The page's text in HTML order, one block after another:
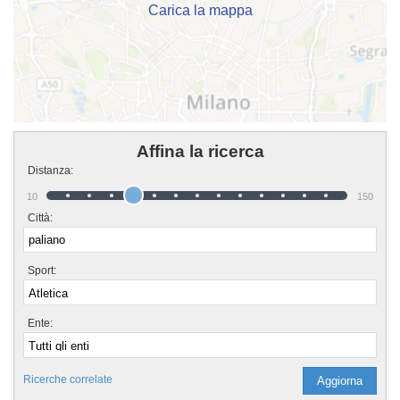
Carica la mappa
Affina la ricerca
Distanza:
10 150
Città:
Sport:
Ente:
Ricerche correlate